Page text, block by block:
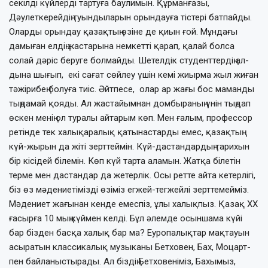
секілді күйлерді тартуға баулимын. Құрманғазы,
Дәулеткерейдің туынды­ларын орындауға тістері батпайды.
Олар­ды орындау қазақтың өзіне де қиын ғой. Мұндағы
дамыған елдің жастарына нем­кетті қарап, қалай болса
солай дәріс беруге болмайды. Шетелдік студенттердің ал­
дына шығып, екі сағат сөйлеу үшін кемі жиыр­ма жыл жиған
тәжірибең болуға тиіс. Әйтпесе, олар ар жағы бос маманды
тың­­дамай қояды. Ал жастайымнан дом­быра­ның үнін тыңдап
өскен менің ол тура­лы айтарым көп. Мен ғалым, профес­сор
ретінде тек халықаралық қатынастар­ды емес, қазақтың
күй-жырын да жіті зерттеймін. Күй-дастандардың тарихын
бір кісідей білемін. Көп күй тарта аламын. Жатқа білетін
терме мен дастандар да жетер­лік. Осы ретте айта кетерлігі,
біз өз мә­дениетімізді өзіміз егжей-тегжейлі зерт­темейміз.
Мәдениет жағынан кенде емес­піз, ұлы халықпыз. Қазақ ХХ
ғасырға 10 мың күймен келді. Бұл әлемде осыншама күйі
бар бізден басқа халық бар ма? Еуропалықтар мақтауын
асыратын клас­сикалық музыканы Бетховен, Бах, Моцарт­
пен байланыстырады. Ал біздің Бетховені­міз, Бахымыз,